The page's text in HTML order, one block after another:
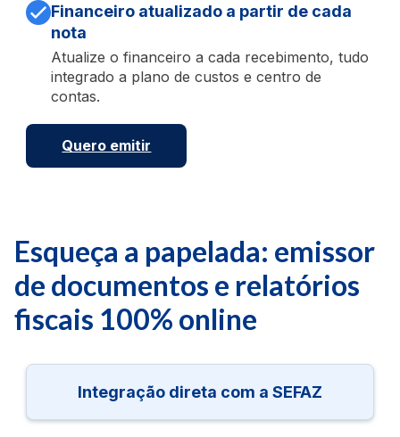
Financeiro atualizado a partir de cada
nota
Atualize o financeiro a cada recebimento, tudo
integrado a plano de custos e centro de
contas.
Quero emitir
Esqueça a papelada: emissor
de documentos e relatórios
fiscais 100% online
Integração direta com a SEFAZ